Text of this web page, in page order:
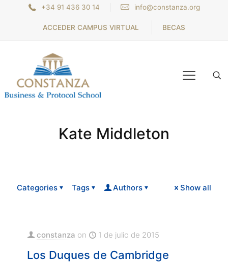
+34 91 436 30 14 info@constanza.org
ACCEDER CAMPUS VIRTUAL BECAS
Kate Middleton
Categories Tags Authors Show all
constanza on 1 de julio de 2015
Los Duques de Cambridge